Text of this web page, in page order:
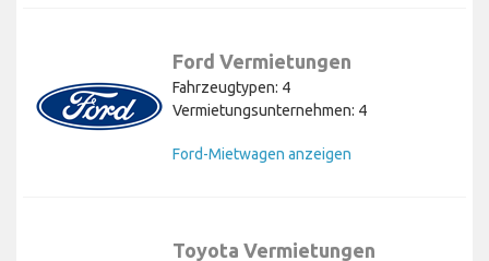
Ford Vermietungen
Fahrzeugtypen: 4
Vermietungsunternehmen: 4
Ford-Mietwagen anzeigen
Toyota Vermietungen